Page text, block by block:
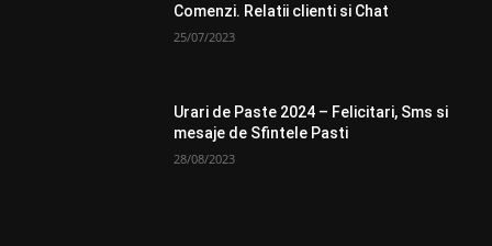
Comenzi. Relatii clienti si Chat
25/07/2023
Urari de Paste 2024 – Felicitari, Sms si
mesaje de Sfintele Pasti
28/08/2023